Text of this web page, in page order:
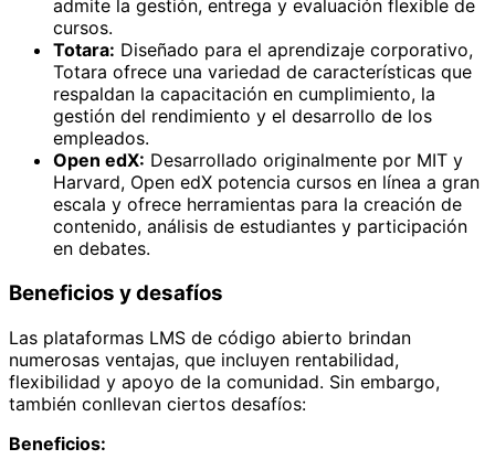
admite la gestión, entrega y evaluación flexible de
cursos.
Totara: Diseñado para el aprendizaje corporativo,
Totara ofrece una variedad de características que
respaldan la capacitación en cumplimiento, la
gestión del rendimiento y el desarrollo de los
empleados.
Open edX: Desarrollado originalmente por MIT y
Harvard, Open edX potencia cursos en línea a gran
escala y ofrece herramientas para la creación de
contenido, análisis de estudiantes y participación
en debates.
Beneficios y desafíos
Las plataformas LMS de código abierto brindan
numerosas ventajas, que incluyen rentabilidad,
flexibilidad y apoyo de la comunidad. Sin embargo,
también conllevan ciertos desafíos:
Beneficios: